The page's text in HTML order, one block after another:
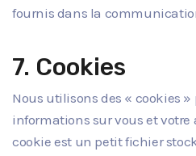
fournis dans la
7. Cookies
Nous utilisons des « cookies
informations sur vous et votre
cookie est un petit fichier